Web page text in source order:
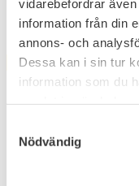
vidarebefordrar
information från din
annons- och
Dessa kan i sin tur
information som du
Nödvändig
FAVORITE